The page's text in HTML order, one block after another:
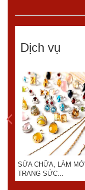
Dịch vụ
SỬA CHỮA, LÀM MỚI
TRANG SỨC...